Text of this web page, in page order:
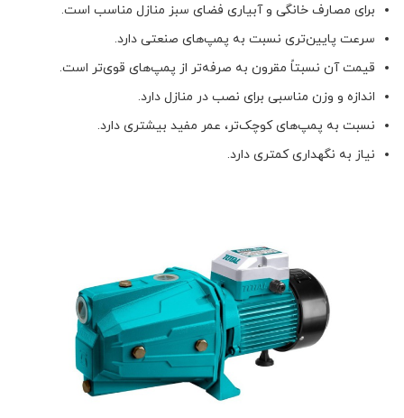
برای مصارف خانگی و آبیاری فضای سبز منازل مناسب است.
سرعت پایین‌تری نسبت به پمپ‌های صنعتی دارد.
قیمت آن نسبتاً مقرون به صرفه‌تر از پمپ‌های قوی‌تر است.
اندازه و وزن مناسبی برای نصب در منازل دارد.
نسبت به پمپ‌های کوچک‌تر، عمر مفید بیشتری دارد.
نیاز به نگهداری کمتری دارد.